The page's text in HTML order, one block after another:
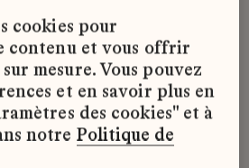
qu’il n’y ait pas
disponibles pour le
cookies pour
contenu et vous offrir
mesure. Vous pouvez
et en savoir plus en
des cookies" et à
notre Politique de